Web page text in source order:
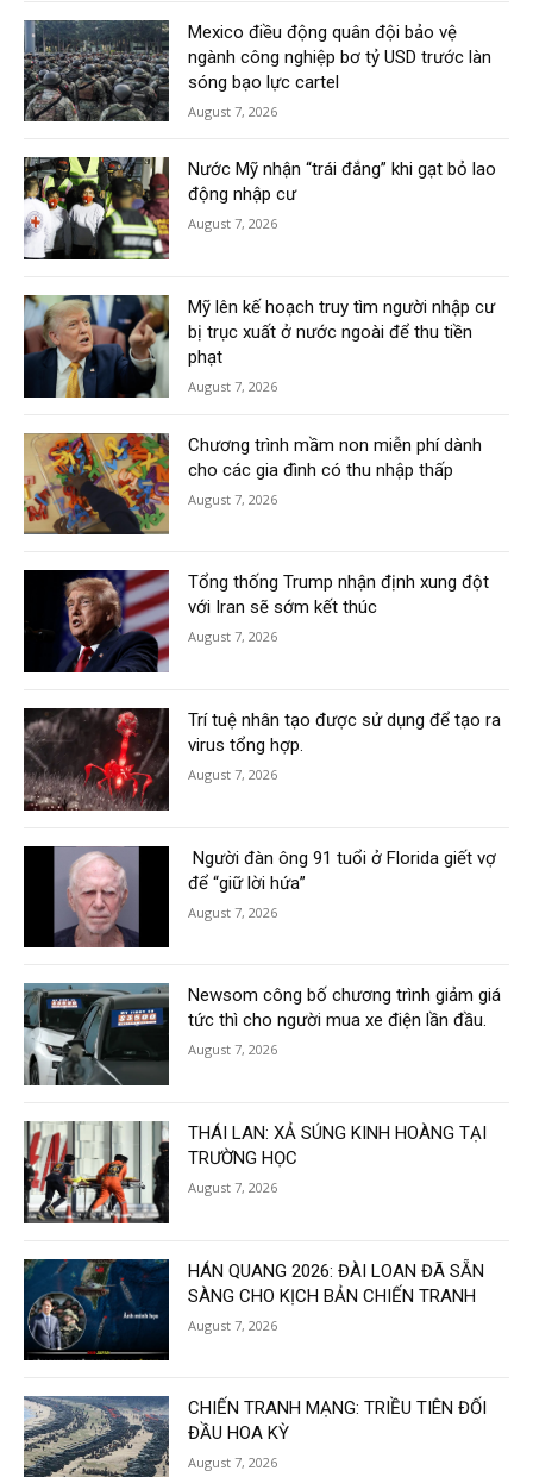
Mexico điều động quân đội bảo vệ
ngành công nghiệp bơ tỷ USD trước làn
sóng bạo lực cartel
August 7, 2026
Nước Mỹ nhận “trái đắng” khi gạt bỏ lao
động nhập cư
August 7, 2026
Mỹ lên kế hoạch truy tìm người nhập cư
bị trục xuất ở nước ngoài để thu tiền
phạt
August 7, 2026
Chương trình mầm non miễn phí dành
cho các gia đình có thu nhập thấp
August 7, 2026
Tổng thống Trump nhận định xung đột
với Iran sẽ sớm kết thúc
August 7, 2026
Trí tuệ nhân tạo được sử dụng để tạo ra
virus tổng hợp.
August 7, 2026
Người đàn ông 91 tuổi ở Florida giết vợ
để “giữ lời hứa”
August 7, 2026
Newsom công bố chương trình giảm giá
tức thì cho người mua xe điện lần đầu.
August 7, 2026
THÁI LAN: XẢ SÚNG KINH HOÀNG TẠI
TRƯỜNG HỌC
August 7, 2026
HÁN QUANG 2026: ĐÀI LOAN ĐÃ SẴN
SÀNG CHO KỊCH BẢN CHIẾN TRANH
August 7, 2026
CHIẾN TRANH MẠNG: TRIỀU TIÊN ĐỐI
ĐẦU HOA KỲ
August 7, 2026